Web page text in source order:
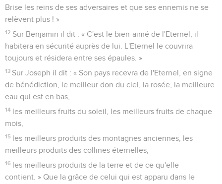
Brise les reins de ses adversaires et que ses ennemis ne se
relèvent plus ! »
12 Sur Benjamin il dit : « C'est le bien-aimé de l'Eternel, il
habitera en sécurité auprès de lui. L'Eternel le couvrira
toujours et résidera entre ses épaules. »
13 Sur Joseph il dit : « Son pays recevra de l'Eternel, en signe
de bénédiction, le meilleur don du ciel, la rosée, la meilleure
eau qui est en bas,
14 les meilleurs fruits du soleil, les meilleurs fruits de chaque
mois,
15 les meilleurs produits des montagnes anciennes, les
meilleurs produits des collines éternelles,
16 les meilleurs produits de la terre et de ce qu'elle
contient. » Que la grâce de celui qui est apparu dans le